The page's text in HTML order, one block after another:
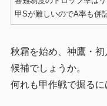
甲Sが難しいのでA率も併
秋霜を始め、神鷹・
候補でしょうか。
何れも甲作戦で掘るに